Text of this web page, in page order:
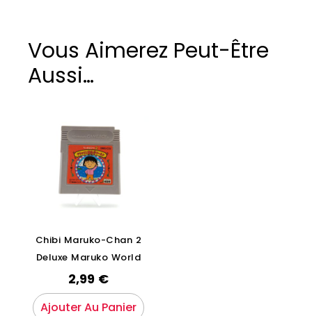
Vous Aimerez Peut-Être
Aussi…
Chibi Maruko-Chan 2
Deluxe Maruko World
2,99 €
Ajouter Au Panier